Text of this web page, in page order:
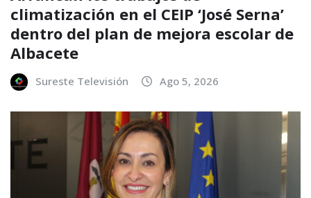
climatización en el CEIP ‘José Serna’
dentro del plan de mejora escolar de
Albacete
Sureste Televisión Ago 5, 2026